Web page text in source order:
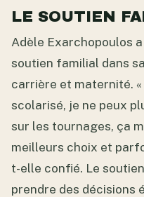
LE SOUTIEN
Adèle Exarchopoulos
soutien familial dans
carrière et maternité.
scolarisé, je ne peux
sur les tournages, ça
meilleurs choix et
t-elle confié. Le
prendre des décisions